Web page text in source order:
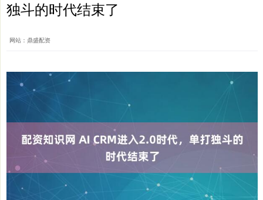
独斗的时代结束了
网站：鼎盛配资